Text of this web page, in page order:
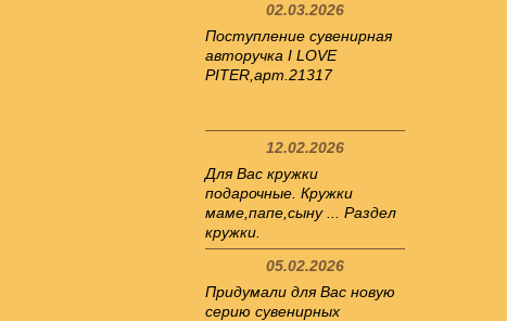
02.03.2026
Поступление сувенирная
авторучка I LOVE
PITER,арт.21317
12.02.2026
Для Вас кружки
подарочные. Кружки
маме,папе,сыну ... Раздел
кружки.
05.02.2026
Придумали для Вас новую
серию сувенирных